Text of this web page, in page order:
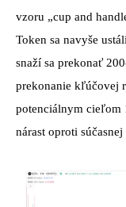
vzoru „cup and
Token sa navyše
snaží sa prekonať
prekonanie kľúčovej
potenciálnym cieľom
nárast oproti súčasnej